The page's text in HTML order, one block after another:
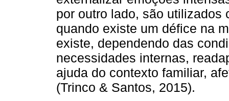
por outro lado, são utilizados
quando existe um défice na
existe, dependendo das
necessidades internas,
ajuda do contexto familiar,
(Trinco & Santos, 2015).